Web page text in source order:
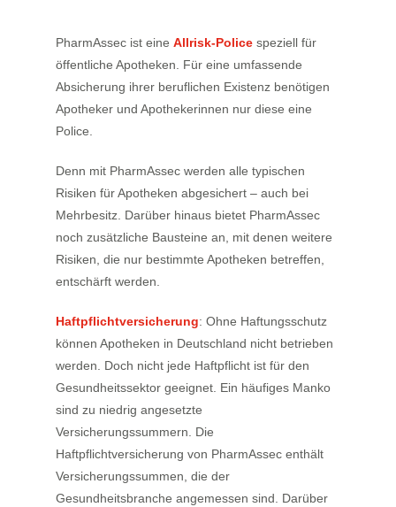
PharmAssec ist eine Allrisk-Policespeziell für
öffentliche Apotheken. Für eine umfassende
Absicherung ihrer beruflichen Existenz benötigen
Apotheker und Apothekerinnen nur diese eine
Police.
Denn mit PharmAssec werden alle typischen
Risiken für Apotheken abgesichert – auch bei
Mehrbesitz. Darüber hinaus bietet PharmAssec
noch zusätzliche Bausteine an, mit denen weitere
Risiken, die nur bestimmte Apotheken betreffen,
entschärft werden.
Haftpflichtversicherung: Ohne Haftungsschutz
können Apotheken in Deutschland nicht betrieben
werden. Doch nicht jede Haftpflicht ist für den
Gesundheitssektor geeignet. Ein häufiges Manko
sind zu niedrig angesetzte
Versicherungssummern. Die
Haftpflichtversicherung von PharmAssec enthält
Versicherungssummen, die der
Gesundheitsbranche angemessen sind. Darüber